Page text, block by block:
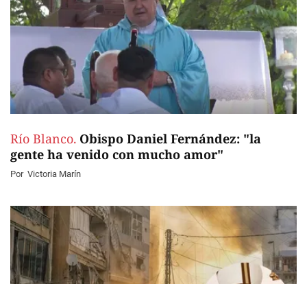
Río Blanco. Obispo Daniel Fernández: "la
gente ha venido con mucho amor"
Por Victoria Marín